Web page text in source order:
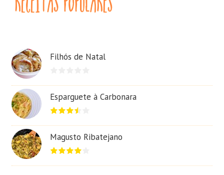
Filhós de Natal
Esparguete à Carbonara
Magusto Ribatejano